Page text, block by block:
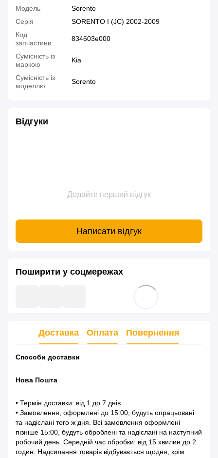
Модель
Sorento
Серія
SORENTO I (JC) 2002-2009
Код
запчастини
834603e000
Сумісність із
маркою
Kia
Сумісність із
моделлю
Sorento
Відгуки
Додайте перший відгук
Написати відгук
Поширити у соцмережах
Доставка Оплата Повернення
Способи доставки
Нова Пошта
• Термін доставки: від 1 до 7 днів.
• Замовлення, оформлені до 15:00, будуть опрацьовані
та надіслані того ж дня. Всі замовлення оформлені
пізніше 15:00, будуть оброблені та надіслані на наступний
робочий день. Середній час обробки: від 15 хвилин до 2
годин. Надсилання товарів відбувається щодня, крім